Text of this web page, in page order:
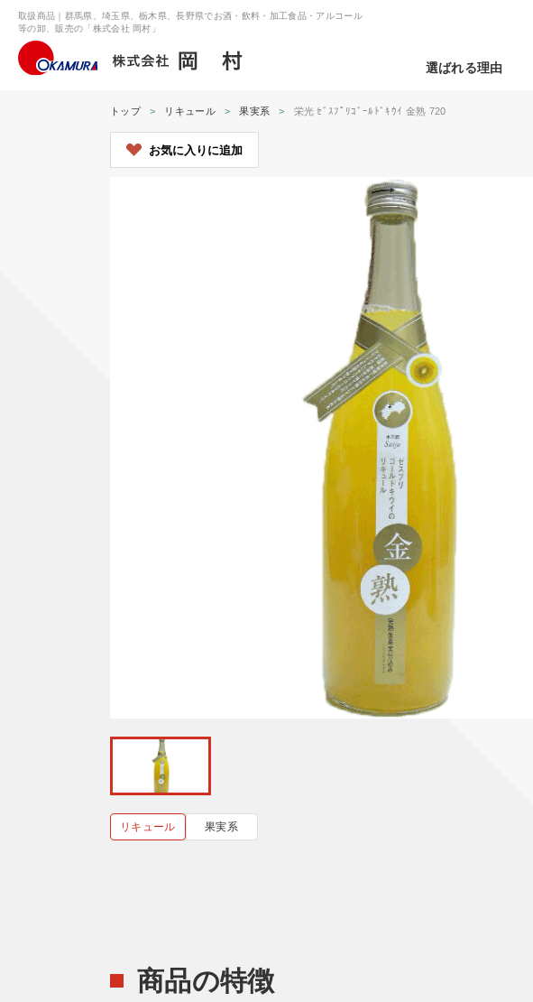
選ばれる理由
取扱商品｜群馬県、埼玉県、栃木県、長野県でお酒・飲料・加工食品・アルコール
等の卸、販売の「株式会社 岡村」
トップ リキュール 果実系 栄光 ｾﾞｽﾌﾟﾘｺﾞｰﾙﾄﾞｷｳｲ 金熟 720
お気に入りに追加
リキュール 果実系
商品の特徴